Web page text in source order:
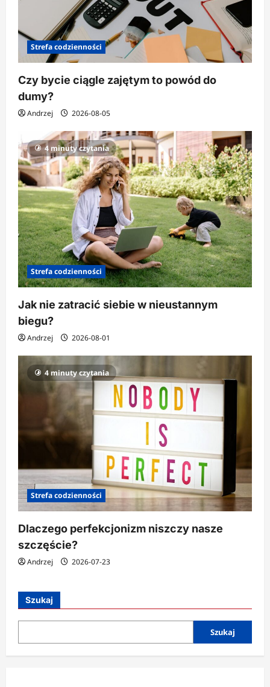
Strefa codzienności
Czy bycie ciągle zajętym to powód do
dumy?
Andrzej 2026-08-05
4 minuty czytania
Strefa codzienności
Jak nie zatracić siebie w nieustannym
biegu?
Andrzej 2026-08-01
4 minuty czytania
Strefa codzienności
Dlaczego perfekcjonizm niszczy nasze
szczęście?
Andrzej 2026-07-23
Szukaj
Szukaj